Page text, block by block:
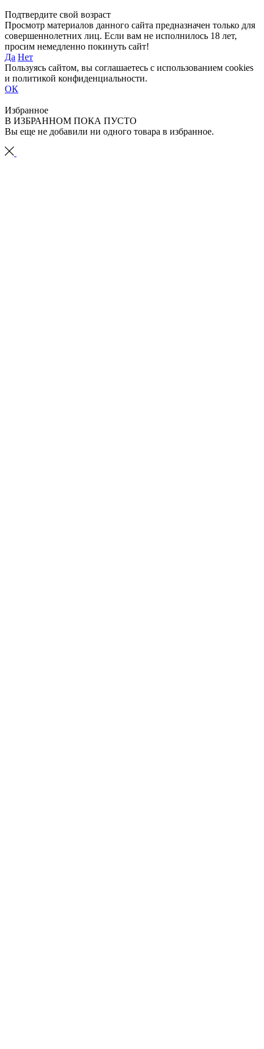
Подтвердите свой возраст
Просмотр материалов данного сайта предназначен только для
совершеннолетних лиц. Если вам не исполнилось 18 лет,
просим немедленно покинуть сайт!
Да Нет
Пользуясь сайтом, вы соглашаетесь с использованием cookies
и политикой конфиденциальности.
ОК
Избранное
В ИЗБРАННОМ ПОКА ПУСТО
Вы еще не добавили ни одного товара в избранное.